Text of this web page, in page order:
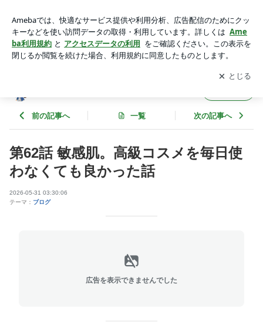
クになった | あれこれ迷って、今ここ。
アプリをダウンロードして ブログの更新通知
を受け取りまし
ょう。
開く
前の記事へ 一覧 次の記事へ
第62話 敏感肌。高級コスメを毎日使
わなくても良かった話
2026-05-31 03:30:06
テーマ： ブログ
広告を表示できませんでした